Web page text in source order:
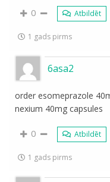
0 Atbildēt
1 gads pirms
6asa2
order esomeprazole
nexium 40mg capsules
0 Atbildēt
1 gads pirms